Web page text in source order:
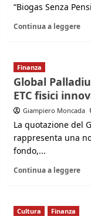
“Biogas Senza
Continua a leggere
Finanza
Global
ETC fisici
Giampiero Moncada
La quotazione del
rappresenta una
fondo,...
Continua a leggere
Cultura Finanza